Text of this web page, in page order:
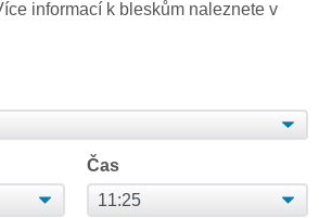
informací k bleskům naleznete v
Čas